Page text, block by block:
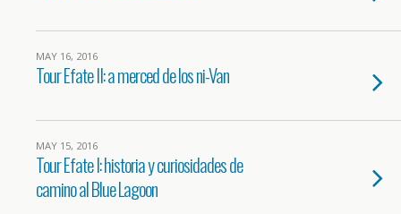
MAY 16, 2016
Tour Efate II: a merced de los ni-Van
MAY 15, 2016
Tour Efate I: historia y curiosidades de
camino al Blue Lagoon